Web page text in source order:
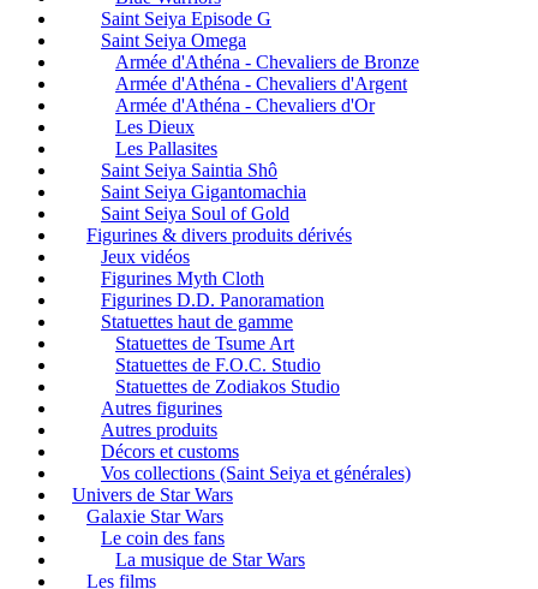
Saint Seiya Episode G
Saint Seiya Omega
Armée d'Athéna - Chevaliers de Bronze
Armée d'Athéna - Chevaliers d'Argent
Armée d'Athéna - Chevaliers d'Or
Les Dieux
Les Pallasites
Saint Seiya Saintia Shô
Saint Seiya Gigantomachia
Saint Seiya Soul of Gold
Figurines & divers produits dérivés
Jeux vidéos
Figurines Myth Cloth
Figurines D.D. Panoramation
Statuettes haut de gamme
Statuettes de Tsume Art
Statuettes de F.O.C. Studio
Statuettes de Zodiakos Studio
Autres figurines
Autres produits
Décors et customs
Vos collections (Saint Seiya et générales)
Univers de Star Wars
Galaxie Star Wars
Le coin des fans
La musique de Star Wars
Les films